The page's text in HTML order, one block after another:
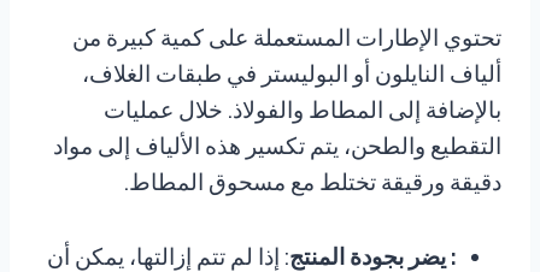
تحتوي الإطارات المستعملة على كمية كبيرة من
ألياف النايلون أو البوليستر في طبقات الغلاف،
بالإضافة إلى المطاط والفولاذ. خلال عمليات
التقطيع والطحن، يتم تكسير هذه الألياف إلى مواد
دقيقة ورقيقة تختلط مع مسحوق المطاط.
: يضر بجودة المنتج: إذا لم تتم إزالتها، يمكن أن